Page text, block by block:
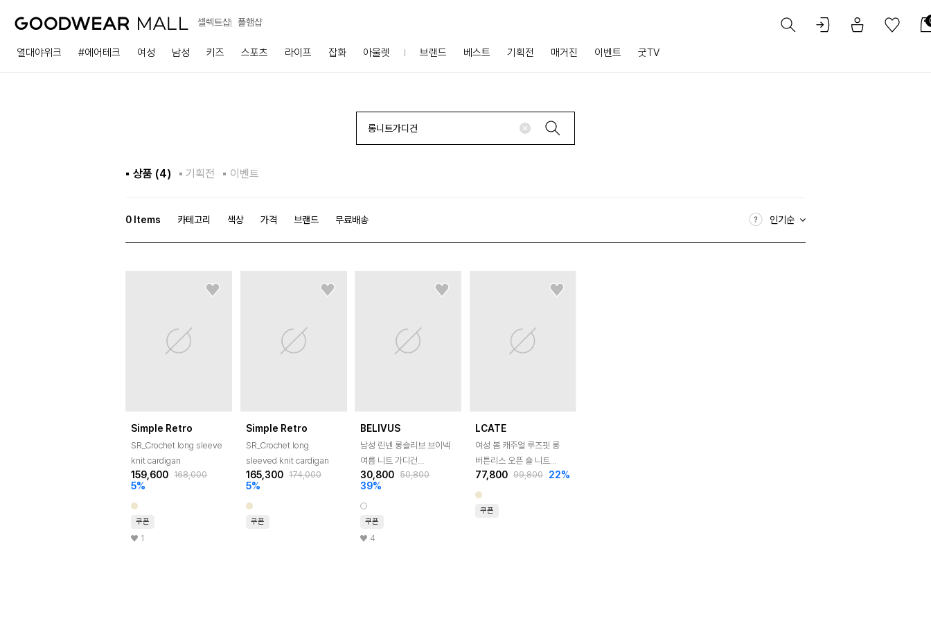
셀렉트샵 폴햄샵
열대야위크 #에어테크 여성 남성 키즈 스포츠 라이프 잡화 아울렛 브랜드 베스트 기획전 매거진 이벤트 굿TV
상품 (4) 기획전 이벤트
0 Items 카테고리 색상 가격 브랜드 무료배송 인기순
Simple Retro
SR_Crochet long sleeve
knit cardigan
159,600 168,000
5%
쿠폰
1
Simple Retro
SR_Crochet long
sleeved knit cardigan
165,300 174,000
5%
쿠폰
BELIVUS
남성 린넨 롱슬리브 브이넥
여름 니트 가디건
BADD011
30,800 50,800
39%
쿠폰
4
LCATE
여성 봄 캐주얼 루즈핏 롱
버튼리스 오픈 숄 니트
가디건 LBRT017
77,800 99,800 22%
쿠폰